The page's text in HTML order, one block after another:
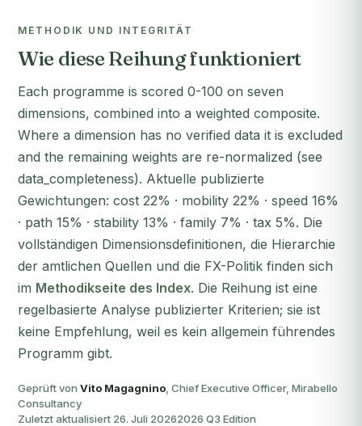
METHODIK UND INTEGRITÄT
Wie diese Reihung funktioniert
Each programme is scored 0-100 on seven
dimensions, combined into a weighted composite.
Where a dimension has no verified data it is excluded
and the remaining weights are re-normalized (see
data_completeness). Aktuelle publizierte
Gewichtungen: cost 22% · mobility 22% · speed 16%
· path 15% · stability 13% · family 7% · tax 5%. Die
vollständigen Dimensionsdefinitionen, die Hierarchie
der amtlichen Quellen und die FX-Politik finden sich
im Methodikseite des Index. Die Reihung ist eine
regelbasierte Analyse publizierter Kriterien; sie ist
keine Empfehlung, weil es kein allgemein führendes
Programm gibt.
Geprüft von Vito Magagnino , Chief Executive Officer, Mirabello
Consultancy
Zuletzt aktualisiert 26. Juli 20262026 Q3 Edition